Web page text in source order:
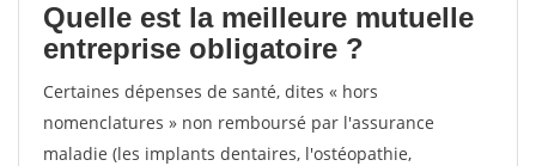
Quelle est la meilleure mutuelle
entreprise obligatoire ?
Certaines dépenses de santé, dites « hors
nomenclatures » non remboursé par l'assurance
maladie (les implants dentaires, l'ostéopathie,